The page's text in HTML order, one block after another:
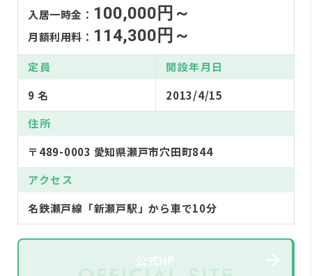
入居一時金： 100,000円～
月額利用料： 114,300円～
定員
9 名
開設年月日
2013/4/15
住所
〒489-0003 愛知県瀬戸市穴田町844
アクセス
名鉄瀬戸線「新瀬戸駅」から車で10分
公式HP